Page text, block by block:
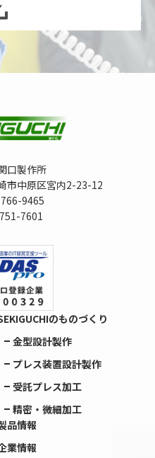
口製作所
市中原区宮内2-23-12
9465
7601
のものづくり
金型設計製作
プレス装置設計製作
受託プレス加工
精密・微細加工
品情報
業情報